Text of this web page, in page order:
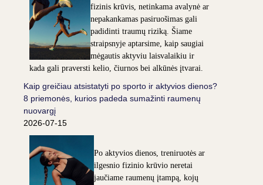
fizinis krūvis, netinkama avalynė ar
nepakankamas pasiruošimas gali
padidinti traumų riziką. Šiame
straipsnyje aptarsime, kaip saugiai
mėgautis aktyviu laisvalaikiu ir
kada gali praversti kelio, čiurnos bei alkūnės įtvarai.
Kaip greičiau atsistatyti po sporto ir aktyvios dienos?
8 priemonės, kurios padeda sumažinti raumenų
nuovargį
2026-07-15
Po aktyvios dienos, treniruotės ar
ilgesnio fizinio krūvio neretai
jaučiame raumenų įtampą, kojų